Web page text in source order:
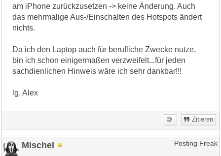
am iPhone zurückzusetzen -> keine Änderung. Auch
das mehrmalige Aus-/Einschalten des Hotspots ändert
nichts.
Da ich den Laptop auch für berufliche Zwecke nutze,
bin ich schon einigermaßen verzweifelt...für jeden
sachdienlichen Hinweis wäre ich sehr dankbar!!!
lg, Alex
Zitieren
Mischel Posting Freak